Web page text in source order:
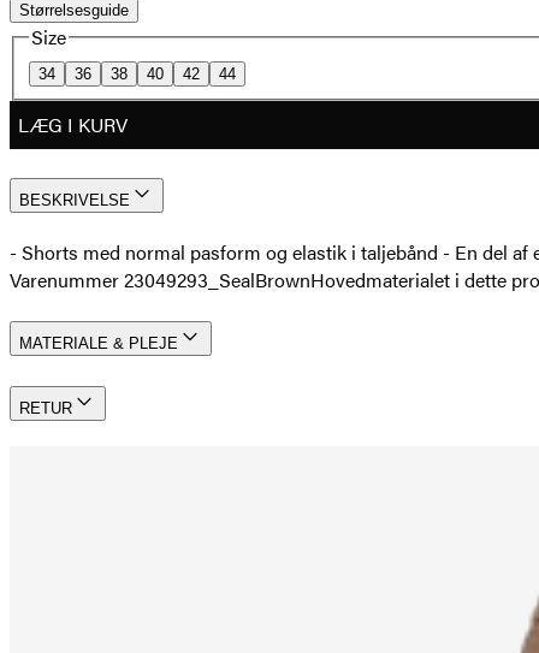
Størrelsesguide
Size
34 36 38 40 42 44
LÆG I KURV
BESKRIVELSE
- Shorts med normal pasform og elastik i taljebånd - En del
Varenummer 23049293_SealBrownHovedmaterialet i dette
MATERIALE & PLEJE
RETUR